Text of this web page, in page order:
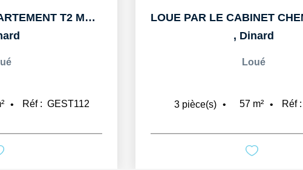
LOUÉ DINARD APPARTEMENT T2 MEUBLE DE 30M2
Réf : GEST112
, Dinard
Loué
3 pièce(s) 57 m² Réf :